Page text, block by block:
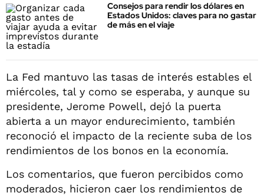
Consejos para rendir los dólares en
Estados Unidos: claves para no gastar
de más en el viaje
La Fed mantuvo las tasas de interés estables el
miércoles, tal y como se esperaba, y aunque su
presidente, Jerome Powell, dejó la puerta
abierta a un mayor endurecimiento, también
reconoció el impacto de la reciente suba de los
rendimientos de los bonos en la economía.
Los comentarios, que fueron percibidos como
moderados, hicieron caer los rendimientos de